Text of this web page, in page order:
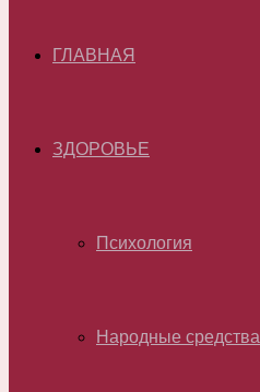
ГЛАВНАЯ
ЗДОРОВЬЕ
Психология
Народные средства